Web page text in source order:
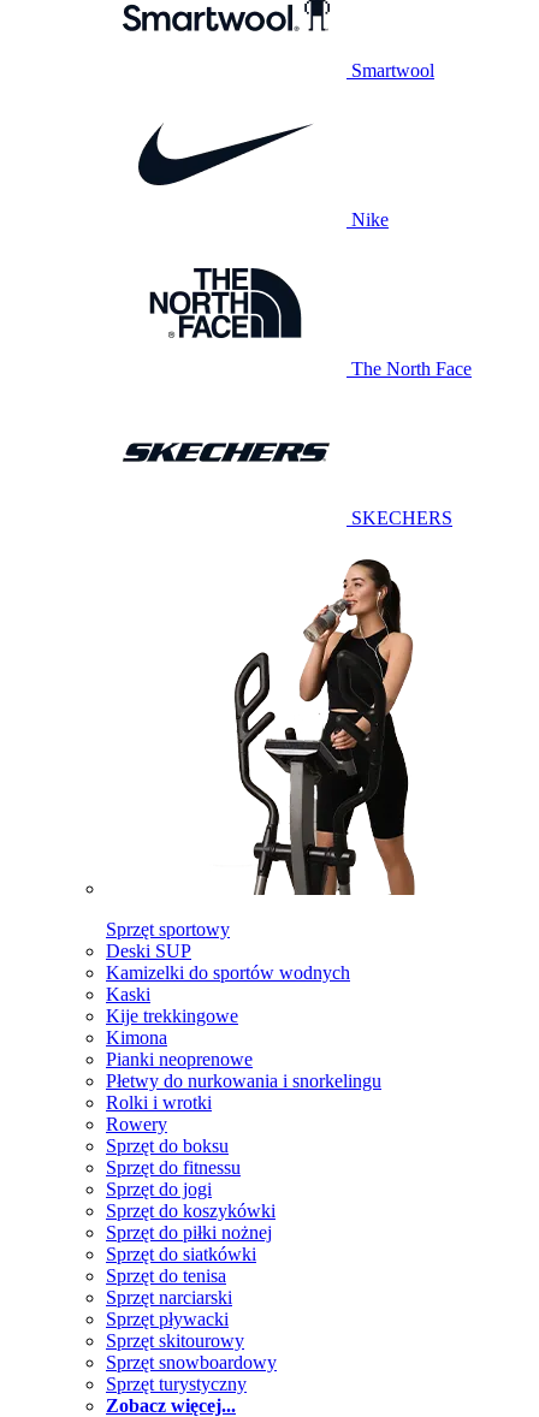
Smartwool
Nike
The North Face
SKECHERS
Sprzęt sportowy
Deski SUP
Kamizelki do sportów wodnych
Kaski
Kije trekkingowe
Kimona
Pianki neoprenowe
Płetwy do nurkowania i snorkelingu
Rolki i wrotki
Rowery
Sprzęt do boksu
Sprzęt do fitnessu
Sprzęt do jogi
Sprzęt do koszykówki
Sprzęt do piłki nożnej
Sprzęt do siatkówki
Sprzęt do tenisa
Sprzęt narciarski
Sprzęt pływacki
Sprzęt skitourowy
Sprzęt snowboardowy
Sprzęt turystyczny
Zobacz więcej...